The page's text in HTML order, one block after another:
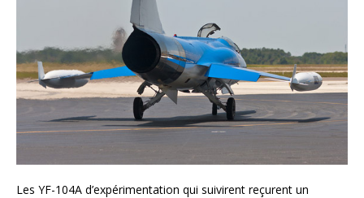
Les YF-104A d’expérimentation qui suivirent reçurent un